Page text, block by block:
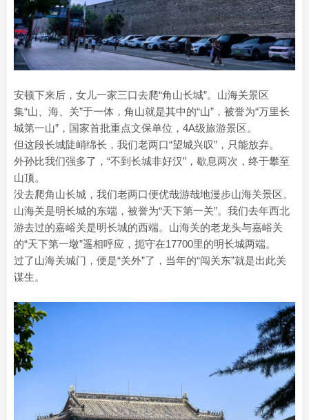
安顿下来后，女儿一家三口去爬“角山长城”。山海关景区
集“山、海、关”于一体，角山就是其中的“山”，被誉为“万里长
城第一山”，国家首批重点文保单位，4A级旅游景区。
但这段长城陡峭绵长，我们老两口“望城兴叹”，只能放弃。
外孙比我们强多了，“不到长城非好汉”，歇息两次，终于攀至
山顶。
没去爬角山长城，我们老两口便优哉游哉地漫步山海关景区。
山海关是明长城的东端，被誉为“天下第一关”。我们去年西北
游去过的嘉峪关是明长城的西端。山海关的老龙头与嘉峪关
的“天下第一墩”遥相呼应，扼守在17700里的明长城两端。
过了山海关城门，便是“关外”了，当年的“闯关东”就是出此关
谋生。